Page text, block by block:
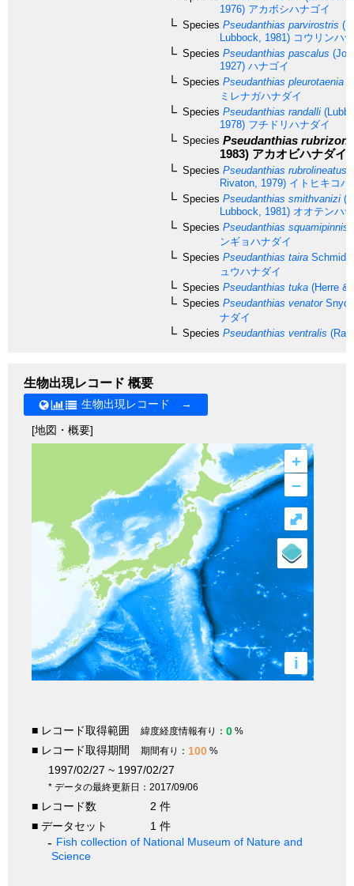
1976) アカボシハナゴイ
Species Pseudanthias parvirostris
Lubbock, 1981) コウリンハ
Species Pseudanthias pascalus
1927) ハナゴイ
Species Pseudanthias pleurotaenia
ミレナガハナダイ
Species Pseudanthias randalli
1978) フチドリハナダイ
Species Pseudanthias
1983) アカオビハナダイ
Species Pseudanthias rubrolineatus
Rivaton, 1979) イトヒキコ
Species Pseudanthias smithvanizi
Lubbock, 1981) オオテンハ
Species Pseudanthias squamipinnis
ンギョハナダイ
Species Pseudanthias taira Schmidt,
ュウハナダイ
Species Pseudanthias tuka (Herre &
Species Pseudanthias venator
ナダイ
Species Pseudanthias ventralis
生物出現レコード 概要
生物出現レコード →
[地図・概要]
+
–
i
⤢
■ レコード取得範囲 緯度経度情報有り： 0 %
■ レコード取得期間 期間有り： 100 %
1997/02/27 ~ 1997/02/27
* データの最終更新日：2017/09/06
■ レコード数
2 件
■ データセット
1 件
Fish collection of National Museum of Nature and
Science